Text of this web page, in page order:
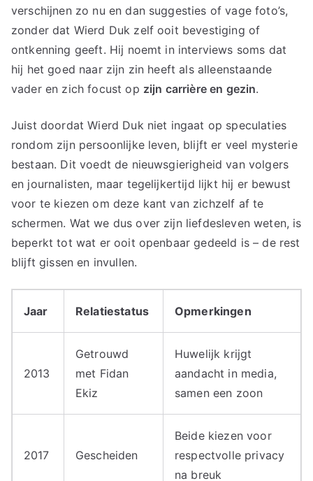
verschijnen zo nu en dan suggesties of vage foto’s,
zonder dat Wierd Duk zelf ooit bevestiging of
ontkenning geeft. Hij noemt in interviews soms dat
hij het goed naar zijn zin heeft als alleenstaande
vader en zich focust op zijn carrière en gezin.
Juist doordat Wierd Duk niet ingaat op speculaties
rondom zijn persoonlijke leven, blijft er veel mysterie
bestaan. Dit voedt de nieuwsgierigheid van volgers
en journalisten, maar tegelijkertijd lijkt hij er bewust
voor te kiezen om deze kant van zichzelf af te
schermen. Wat we dus over zijn liefdesleven weten, is
beperkt tot wat er ooit openbaar gedeeld is – de rest
blijft gissen en invullen.
Jaar Relatiestatus Opmerkingen
2013
Getrouwd
met Fidan
Ekiz
Huwelijk krijgt
aandacht in media,
samen een zoon
2017 Gescheiden
Beide kiezen voor
respectvolle privacy
na breuk